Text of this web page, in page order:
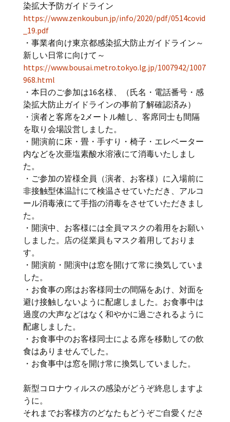
染拡大予防ガイドライン
https://www.zenkoubun.jp/info/2020/pdf/0514covid
_19.pdf
・事業者向け東京都感染拡大防止ガイドライン～
新しい日常に向けて～
https://www.bousai.metro.tokyo.lg.jp/1007942/1007
968.html
・本日のご参加は16名様、（氏名・電話番号・感
染拡大防止ガイドラインの事前了解確認済み）
・演者と客席を2メートル離し、客席同士も間隔
を取り会場設営しました。
・開演前に床・畳・手すり・椅子・エレベーター
内などを次亜塩素酸水溶液にて消毒いたしまし
た。
・ご参加の皆様全員（演者、お客様）に入場前に
非接触型体温計にて検温させていただき、アルコ
ール消毒液にて手指の消毒をさせていただきまし
た。
・開演中、お客様には全員マスクの着用をお願い
しました。店の従業員もマスク着用しておりま
す。
・開演前・開演中は窓を開けて常に換気していま
した。
・お食事の席はお客様同士の間隔をあけ、対面を
避け接触しないように配慮しました。お食事中は
過度の大声などはなく和やかに過ごされるように
配慮しました。
・お食事中のお客様同士による席を移動しての飲
食はありませんでした。
・お食事中は窓を開け常に換気していました。
新型コロナウィルスの感染がどうぞ終息しますよ
うに。
それまでお客様方のどなたもどうぞご自愛くださ